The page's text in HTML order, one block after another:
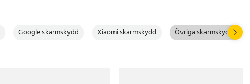
Google skärmskydd Xiaomi skärmskydd Övriga skärmskydd